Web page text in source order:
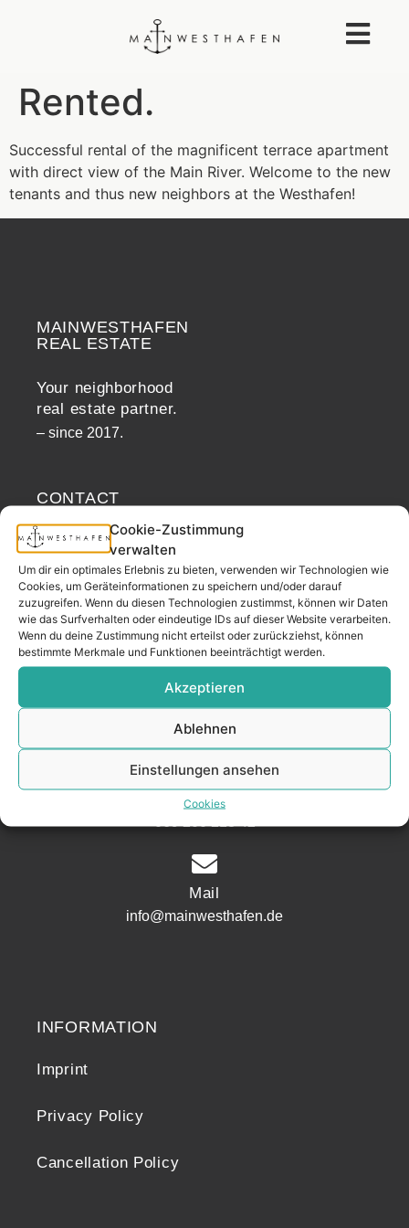
Cookie-Zustimmung
verwalten
Um dir ein optimales Erlebnis zu bieten, verwenden wir Technologien wie
Cookies, um Geräteinformationen zu speichern und/oder darauf
zuzugreifen. Wenn du diesen Technologien zustimmst, können wir Daten
wie das Surfverhalten oder eindeutige IDs auf dieser Website verarbeiten.
Wenn du deine Zustimmung nicht erteilst oder zurückziehst, können
bestimmte Merkmale und Funktionen beeinträchtigt werden.
Akzeptieren
Ablehnen
Einstellungen ansehen
Cookies
Rented.
Successful rental of the magnificent terrace apartment
with direct view of the Main River. Welcome to the new
tenants and thus new neighbors at the Westhafen!
MAINWESTHAFEN
REAL ESTATE
Your neighborhood
real estate partner.
– since 2017.
CONTACT
Address
Mainwesthafen Immobilien
Speicherstraße 5
60327 Frankfurt
Phone
069 200 218 41
Fax
Mail
info@mainwesthafen.de
INFORMATION
Imprint
Privacy Policy
Cancellation Policy